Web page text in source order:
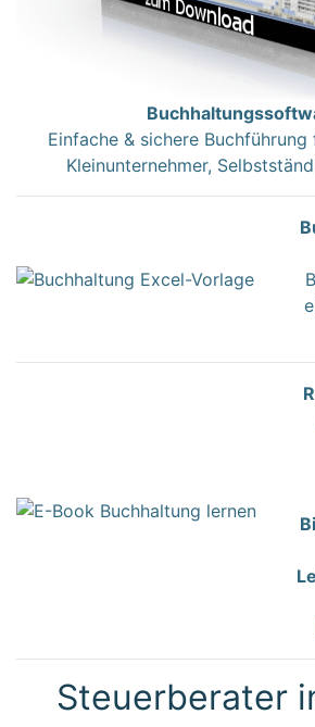
Einfache & sichere Buchführung
Kleinunternehmer,
Steuerberater